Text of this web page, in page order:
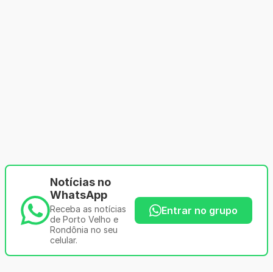
Notícias no
WhatsApp
Receba as notícias
de Porto Velho e
Rondônia no seu
celular.
Entrar no grupo